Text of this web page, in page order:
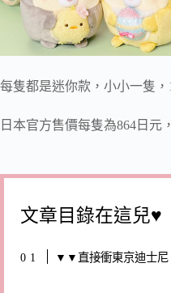
每隻都是迷你款，小小一隻，
日本官方售價每隻為864日元
文章目錄在這兒♥
▼▼直接衝東京迪士